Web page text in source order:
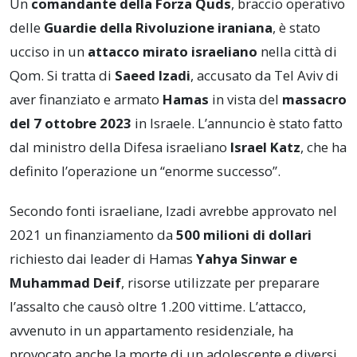
Un comandante della Forza Quds, braccio operativo
delle Guardie della Rivoluzione iraniana, è stato
ucciso in un attacco mirato israeliano nella città di
Qom. Si tratta di Saeed Izadi, accusato da Tel Aviv di
aver finanziato e armato Hamas in vista del massacro
del 7 ottobre 2023 in Israele. L’annuncio è stato fatto
dal ministro della Difesa israeliano Israel Katz, che ha
definito l’operazione un “enorme successo”.
Secondo fonti israeliane, Izadi avrebbe approvato nel
2021 un finanziamento da500 milioni di dollari
richiesto dai leader di Hamas Yahya Sinwar e
Muhammad Deif, risorse utilizzate per preparare
l’assalto che causò oltre 1.200 vittime. L’attacco,
avvenuto in un appartamento residenziale, ha